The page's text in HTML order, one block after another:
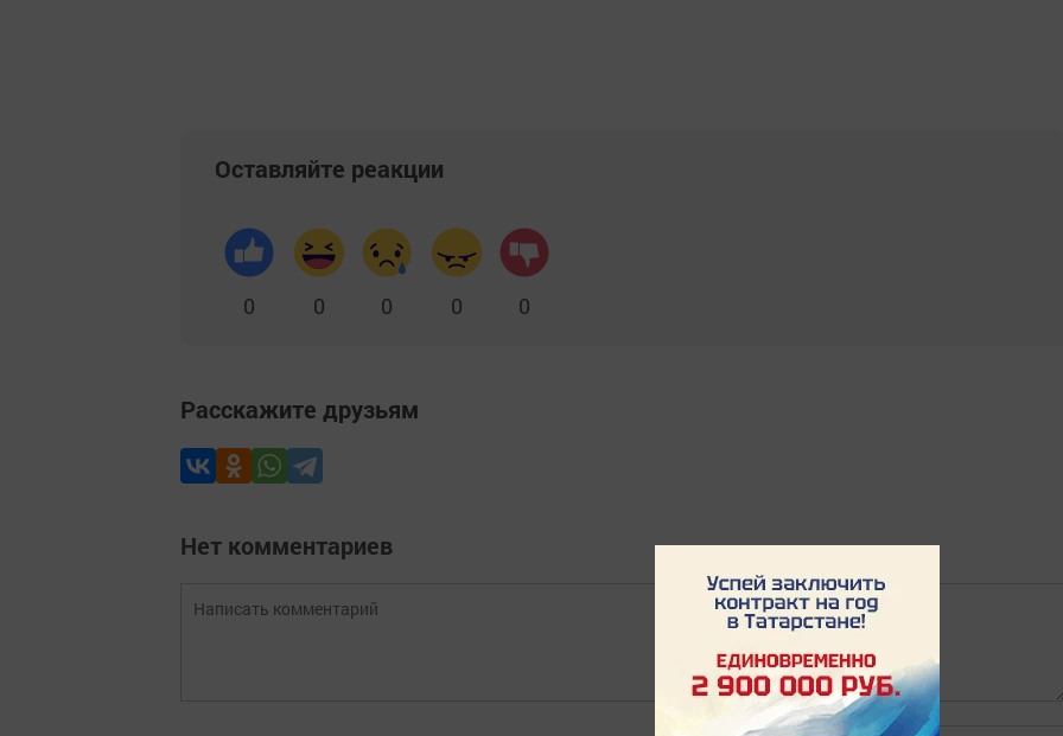
Оставляйте реакции
0 0 0 0 0
Расскажите друзьям
Нет комментариев